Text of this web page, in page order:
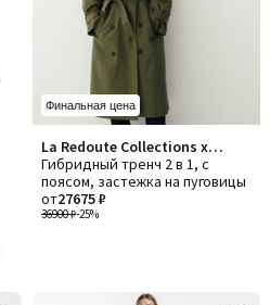
Финальная цена
La Redoute Collections x
Christine Phung
Гибридный тренч 2 в 1, с
поясом, застежка на пуговицы
36900 ₽-25%
от27675 ₽